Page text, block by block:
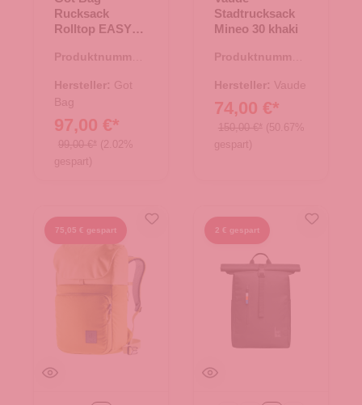
Rucksack
Rolltop EASY
Produktnummer:
Hersteller: Got
Bag
97,00 €*
99,00 €* (2.02%
gespart)
Stadtrucksack
Mineo 30 khaki
Produktnummer:
Hersteller: Vaude
74,00 €*
150,00 €* (50.67%
gespart)
75,05 € gespart 2 € gespart